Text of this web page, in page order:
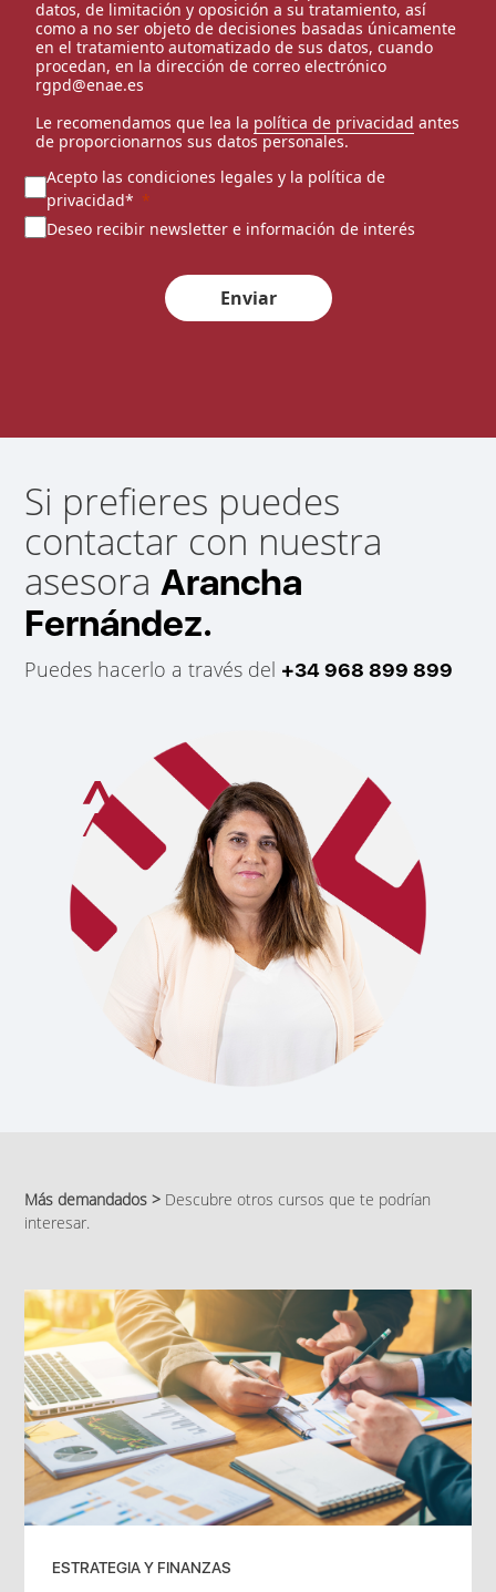
datos, de limitación y oposición a su tratamiento, así
como a no ser objeto de decisiones basadas únicamente
en el tratamiento automatizado de sus datos, cuando
procedan, en la dirección de correo electrónico
rgpd@enae.es
Le recomendamos que lea la política de privacidad antes
de proporcionarnos sus datos personales.
Acepto las condiciones legales y la política de
privacidad*
Deseo recibir newsletter e información de interés
Enviar
Si prefieres puedes
contactar con nuestra
asesoraArancha
Fernández.
Puedes hacerlo a través del +34 968 899 899
Más demandados > Descubre otros cursos que te podrían
interesar.
ESTRATEGIA Y FINANZAS